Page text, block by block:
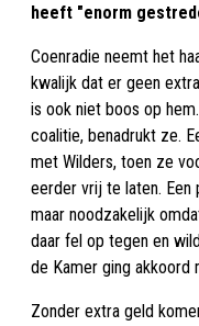
heeft "enorm
Coenradie neemt het
kwalijk dat er geen
is ook niet boos op
coalitie, benadrukt ze.
met Wilders, toen ze
eerder vrij te laten.
maar noodzakelijk
daar fel op tegen en
de Kamer ging akkoord
Zonder extra geld